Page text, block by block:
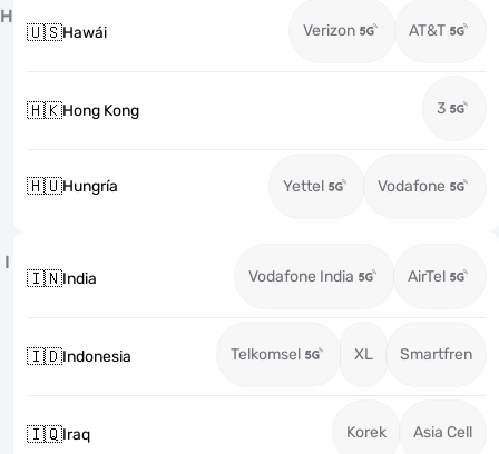
H
🇺🇸Hawái Verizon AT&T
🇭🇰Hong Kong 3
🇭🇺Hungría Yettel Vodafone
I
🇮🇳India Vodafone India AirTel
🇮🇩Indonesia Telkomsel XL Smartfren
🇮🇶Iraq Korek Asia Cell